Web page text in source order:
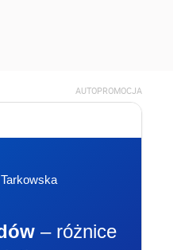
AUTOPROMOCJA
– różnice